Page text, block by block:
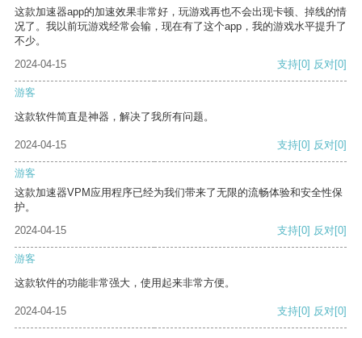
这款加速器app的加速效果非常好，玩游戏再也不会出现卡顿、掉线的情
况了。我以前玩游戏经常会输，现在有了这个app，我的游戏水平提升了
不少。
2024-04-15
支持[0] 反对[0]
游客
这款软件简直是神器，解决了我所有问题。
2024-04-15 支持[0] 反对[0]
游客
这款加速器VPM应用程序已经为我们带来了无限的流畅体验和安全性保
护。
2024-04-15
支持[0] 反对[0]
游客
这款软件的功能非常强大，使用起来非常方便。
2024-04-15 支持[0] 反对[0]